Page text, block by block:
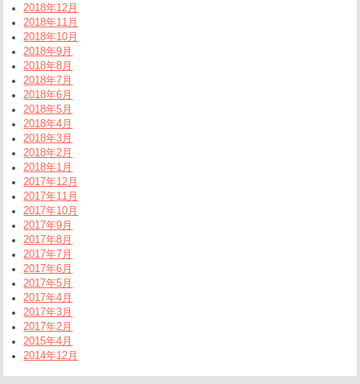
2018年12月
2018年11月
2018年10月
2018年9月
2018年8月
2018年7月
2018年6月
2018年5月
2018年4月
2018年3月
2018年2月
2018年1月
2017年12月
2017年11月
2017年10月
2017年9月
2017年8月
2017年7月
2017年6月
2017年5月
2017年4月
2017年3月
2017年2月
2015年4月
2014年12月